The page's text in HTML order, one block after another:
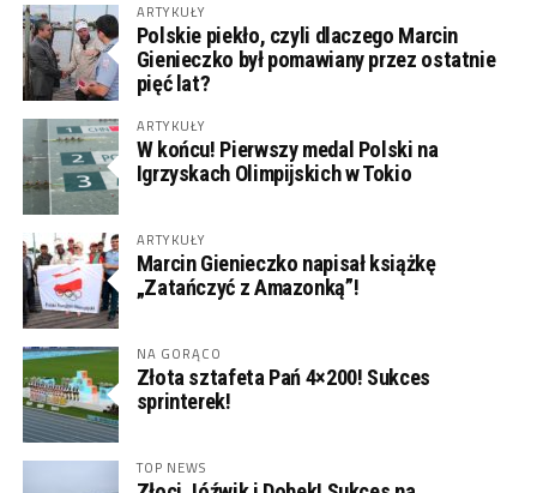
ARTYKUŁY
Polskie piekło, czyli dlaczego Marcin
Gienieczko był pomawiany przez ostatnie
pięć lat?
ARTYKUŁY
W końcu! Pierwszy medal Polski na
Igrzyskach Olimpijskich w Tokio
ARTYKUŁY
Marcin Gienieczko napisał książkę
„Zatańczyć z Amazonką”!
NA GORĄCO
Złota sztafeta Pań 4×200! Sukces
sprinterek!
TOP NEWS